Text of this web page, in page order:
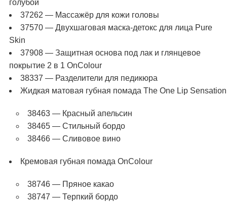
голубой
37262 — Массажёр для кожи головы
37570 — Двухшаговая маска-детокс для лица Pure
Skin
37908 — Защитная основа под лак и глянцевое
покрытие 2 в 1 OnColour
38337 — Разделители для педикюра
Жидкая матовая губная помада The One Lip Sensation
38463 — Красный апельсин
38465 — Стильный бордо
38466 — Сливовое вино
Кремовая губная помада OnColour
38746 — Пряное какао
38747 — Терпкий бордо